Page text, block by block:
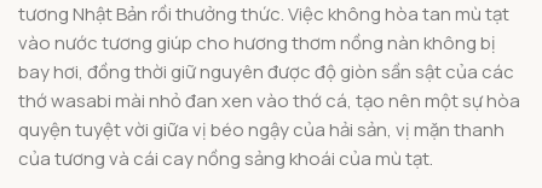
tương Nhật Bản rồi thưởng thức. Việc không hòa tan mù tạt
vào nước tương giúp cho hương thơm nồng nàn không bị
bay hơi, đồng thời giữ nguyên được độ giòn sần sật của các
thớ wasabi mài nhỏ đan xen vào thớ cá, tạo nên một sự hòa
quyện tuyệt vời giữa vị béo ngậy của hải sản, vị mặn thanh
của tương và cái cay nồng sảng khoái của mù tạt.